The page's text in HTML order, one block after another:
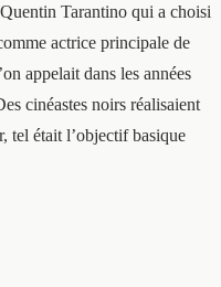
Tarantino qui a choisi
actrice principale de
appelait dans les années
cinéastes noirs réalisaient
tel était l’objectif basique